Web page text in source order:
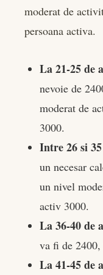
moderat de
persoana activa.
La 21-25 de
nevoie de
moderat de
3000.
Intre 26 si
un necesar
un nivel
activ 3000.
La 36-40 de
va fi de
La 41-45 de